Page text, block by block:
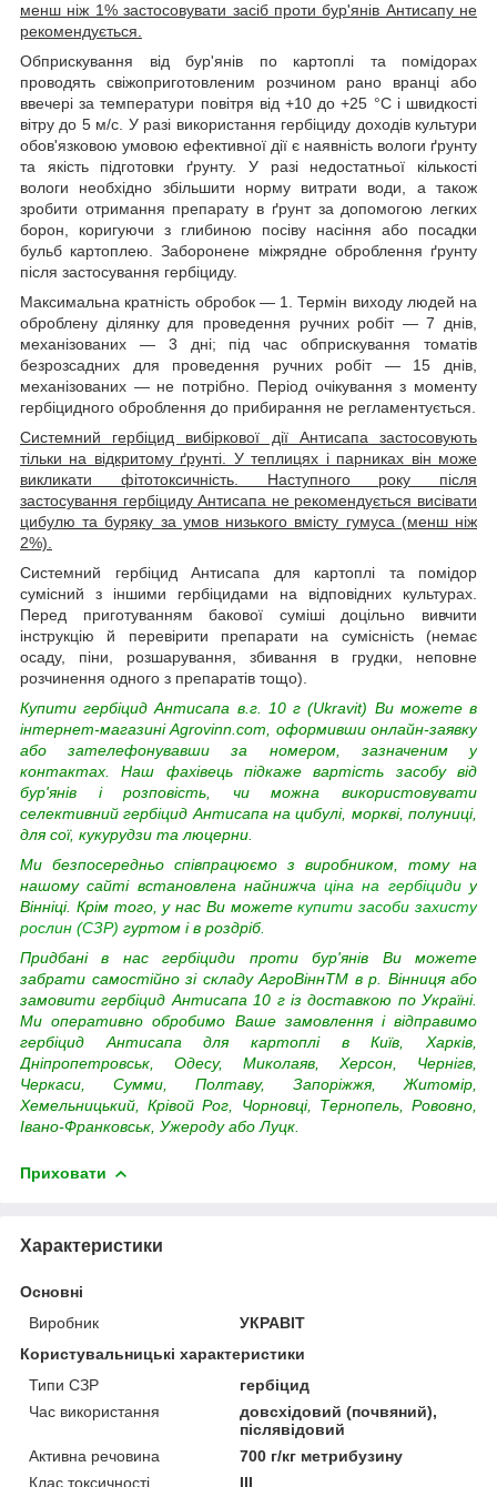
менш ніж 1% застосовувати засіб проти бур'янів Антисапу не
рекомендується.
Обприскування від бур'янів по картоплі та помідорах
проводять свіжоприготовленим розчином рано вранці або
ввечері за температури повітря від +10 до +25 °C і швидкості
вітру до 5 м/с. У разі використання гербіциду доходів культури
обов'язковою умовою ефективної дії є наявність вологи ґрунту
та якість підготовки ґрунту. У разі недостатньої кількості
вологи необхідно збільшити норму витрати води, а також
зробити отримання препарату в ґрунт за допомогою легких
борон, коригуючи з глибиною посіву насіння або посадки
бульб картоплею. Заборонене міжрядне оброблення ґрунту
після застосування гербіциду.
Максимальна кратність обробок — 1. Термін виходу людей на
оброблену ділянку для проведення ручних робіт — 7 днів,
механізованих — 3 дні; під час обприскування томатів
безрозсадних для проведення ручних робіт — 15 днів,
механізованих — не потрібно. Період очікування з моменту
гербіцидного оброблення до прибирання не регламентується.
Системний гербіцид вибіркової дії Антисапа застосовують
тільки на відкритому ґрунті. У теплицях і парниках він може
викликати фітотоксичність. Наступного року після
застосування гербіциду Антисапа не рекомендується висівати
цибулю та буряку за умов низького вмісту гумуса (менш ніж
2%).
Системний гербіцид Антисапа для картоплі та помідор
сумісний з іншими гербіцидами на відповідних культурах.
Перед приготуванням бакової суміші доцільно вивчити
інструкцію й перевірити препарати на сумісність (немає
осаду, піни, розшарування, збивання в грудки, неповне
розчинення одного з препаратів тощо).
Купити гербіцид Антисапа в.г. 10 г (Ukravit) Ви можете в
інтернет-магазині Agrovinn.com, оформивши онлайн-заявку
або зателефонувавши за номером, зазначеним у
контактах. Наш фахівець підкаже вартість засобу від
бур'янів і розповість, чи можна використовувати
селективний гербіцид Антисапа на цибулі, моркві, полуниці,
для сої, кукурудзи та люцерни.
Ми безпосередньо співпрацюємо з виробником, тому на
нашому сайті встановлена найнижчаціна на гербіциди у
Вінніці. Крім того, у нас Ви можетекупити засоби захисту
рослин (СЗР) гуртом і в роздріб.
Придбані в нас гербіциди проти бур'янів Ви можете
забрати самостійно зі складу АгроВіннTM в р. Вінниця або
замовити гербіцид Антисапа 10 г із доставкою по Україні.
Ми оперативно обробимо Ваше замовлення і відправимо
гербіцид Антисапа для картоплі в Київ, Харків,
Дніпропетровськ, Одесу, Миколаяв, Херсон, Чернігв,
Черкаси, Сумми, Полтаву, Запоріжжя, Житомір,
Хемельницький, Крівой Рог, Чорновці, Тернопель, Рововно,
Івано-Франковськ, Ужероду або Луцк.
Приховати
Характеристики
Основні
Виробник
УКРАВІТ
Користувальницькі характеристики
Типи СЗР
гербіцид
Час використання
довсхідовий (почвяний),
післявідовий
Активна речовина
700 г/кг метрибузину
Клас токсичності
III